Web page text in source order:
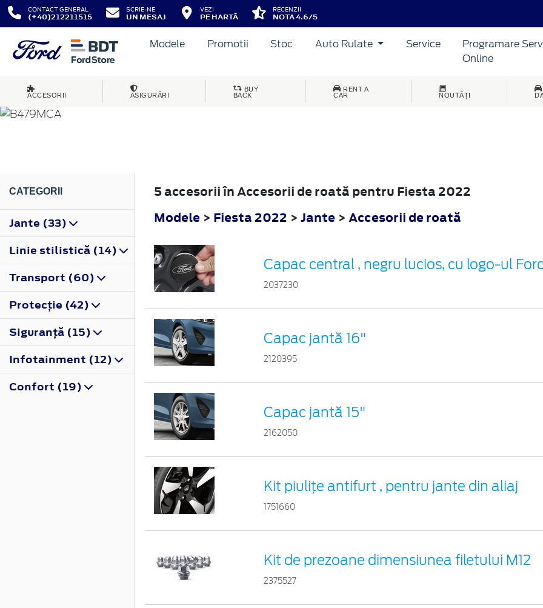
CONTACT GENERAL
(+40)212211515
SCRIE-NE
UN MESAJ
VEZI
PE HARTĂ
RECENZII
NOTA 4.6/5
Modele Promotii Stoc Auto Rulate Service
Programare
Online
ACCESORII ASIGURĂRI
BUY
BACK
RENT A
CAR
NOUTĂȚI
FIESTA
CATEGORII
Jante (33)
Linie stilistică (14)
Transport (60)
Protecţie (42)
Siguranţă (15)
Infotainment (12)
Confort (19)
5 accesorii în Accesorii de roată pentru Fiesta 2022
Modele > Fiesta 2022 > Jante > Accesorii de roată
Capac central , negru lucios, cu logo-ul Ford
2037230
Capac jantă 16"
2120395
Capac jantă 15"
2162050
Kit piuliţe antifurt , pentru jante din aliaj
1751660
Kit de prezoane dimensiunea filetului M12
2375527